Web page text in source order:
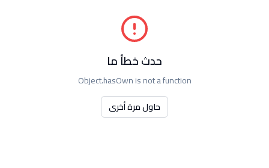
حدث خطأ ما
Object.hasOwn is not a function
حاول مرة أخرى